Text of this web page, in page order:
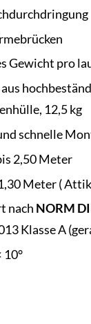
Gewicht pro
12,5 kg
schnelle
2,50 Meter
Meter (
nach NORM
Klasse A
10°